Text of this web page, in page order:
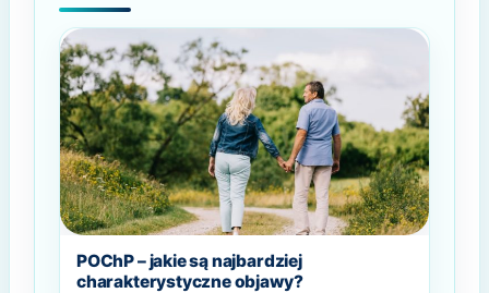
POChP – jakie są najbardziej
charakterystyczne objawy?